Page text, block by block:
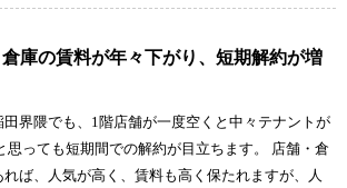
の賃料が年々下がり、短期解約が増
界隈でも、1階店舗が一度空くと中々テナントが
思っても短期間での解約が目立ちます。 店舗・倉
ば、人気が高く、賃料も高く保たれますが、人